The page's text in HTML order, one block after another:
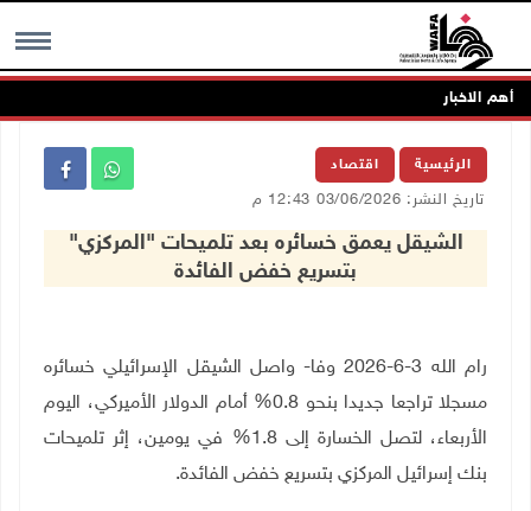
MENU أهم الاخبار
الرئيسية اقتصاد
تاريخ النشر: 03/06/2026 12:43 م
الشيقل يعمق خسائره بعد تلميحات "المركزي"
بتسريع خفض الفائدة
رام الله 3-6-2026 وفا- واصل الشيقل الإسرائيلي خسائره
مسجلا تراجعا جديدا بنحو 0.8% أمام الدولار الأميركي، اليوم
الأربعاء، لتصل الخسارة إلى 1.8% في يومين، إثر تلميحات
بنك إسرائيل المركزي بتسريع خفض الفائدة.